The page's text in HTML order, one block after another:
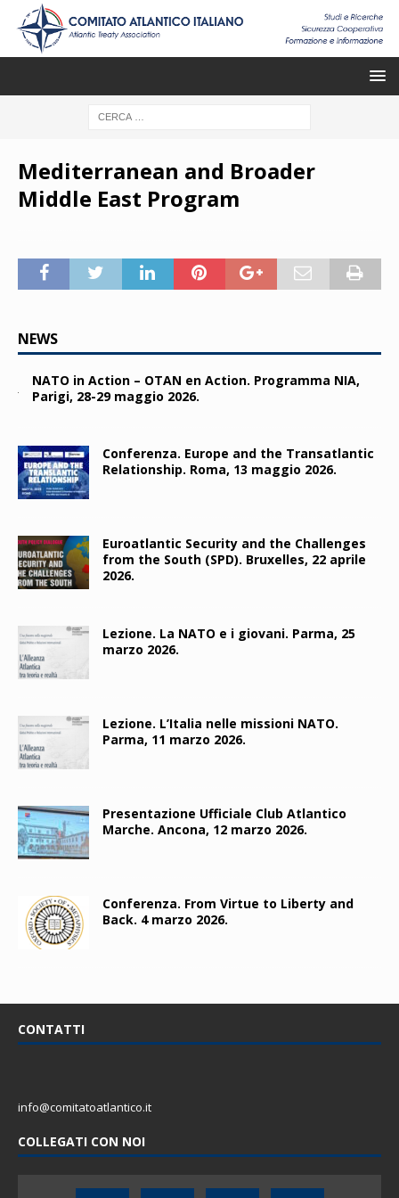
Mediterranean and Broader
Middle East Program
NEWS
NATO in Action – OTAN en Action. Programma NIA,
Parigi, 28-29 maggio 2026.
Conferenza. Europe and the Transatlantic
Relationship. Roma, 13 maggio 2026.
Euroatlantic Security and the Challenges
from the South (SPD). Bruxelles, 22 aprile
2026.
Lezione. La NATO e i giovani. Parma, 25
marzo 2026.
Lezione. L’Italia nelle missioni NATO.
Parma, 11 marzo 2026.
Presentazione Ufficiale Club Atlantico
Marche. Ancona, 12 marzo 2026.
Conferenza. From Virtue to Liberty and
Back. 4 marzo 2026.
CONTATTI
info@comitatoatlantico.it
COLLEGATI CON NOI